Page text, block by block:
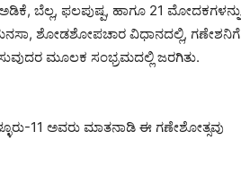
ಬೆಲ್ಲ, ಫಲಪುಷ್ಪ, ಹಾಗೂ 21 ಮೋದಕಗಳನ್ನು
ಶೋಡಶೋಪಚಾರ ವಿಧಾನದಲ್ಲಿ, ಗಣೇಶನಿಗೆ
ಮೂಲಕ ಸಂಭ್ರಮದಲ್ಲಿ ಜರಗಿತು.
11 ಅವರು ಮಾತನಾಡಿ ಈ ಗಣೇಶೋತ್ಸವು